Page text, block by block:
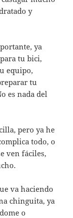
y
ya
tu bici,
equipo,
tu
es nada del
pero ya he
todo, o
ven fáciles,
va haciendo
chinguita, ya
o